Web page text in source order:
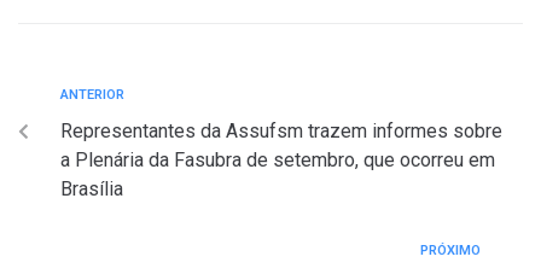
ANTERIOR
Representantes da Assufsm trazem informes sobre
a Plenária da Fasubra de setembro, que ocorreu em
Brasília
PRÓXIMO